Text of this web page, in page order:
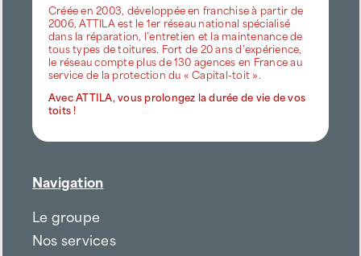
Créée en 2003, développée en franchise à partir de
2006, ATTILA est le 1er réseau national spécialisé
dans la réparation, l’entretien et la maintenance de
tous types de toitures. Fort de 20 ans d’expérience,
le réseau compte plus de 130 agences en France au
service de la protection du « Capital-toit ».
Avec ATTILA, vous prolongez la durée de vie de vos
toits !
Navigation
Le groupe
Nos services